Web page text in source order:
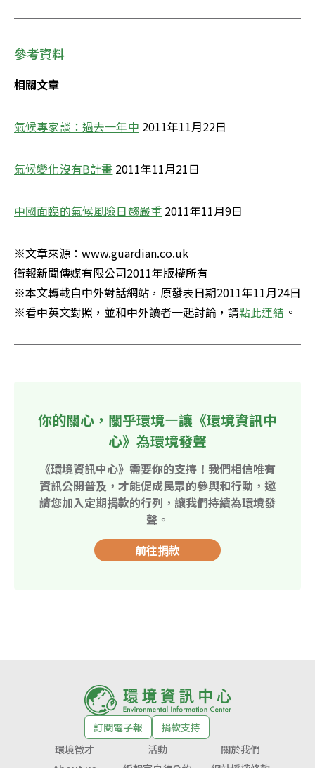
參考資料
相關文章
氣候專家談：過去一年中 2011年11月22日
氣候變化沒有B計畫 2011年11月21日
中國面臨的氣候風險日趨嚴重 2011年11月9日
※文章來源：www.guardian.co.uk
衛報新聞傳媒有限公司2011年版權所有
※本文轉載自中外對話網站，原發表日期2011年11月24日
※看中英文對照，並和中外讀者一起討論，請點此連結 。
你的關心，關乎環境—讓《環境資訊中
心》為環境發聲
《環境資訊中心》需要你的支持！我們相信唯有
資訊公開普及，才能促成民眾的參與和行動，邀
請您加入定期捐款的行列，讓我們持續為環境發
聲。
前往捐款
訂閱電子報
捐款支持
環境徵才
活動
關於我們